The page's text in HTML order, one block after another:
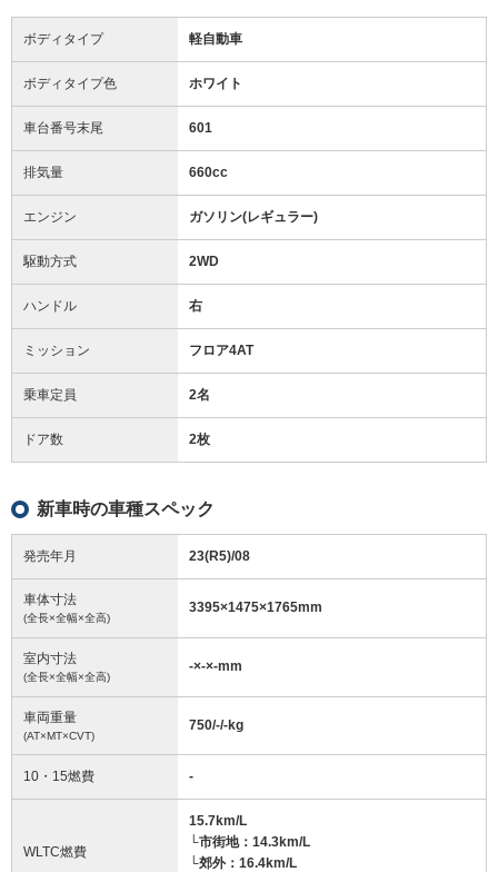
ボディタイプ 軽自動車
ボディタイプ色 ホワイト
車台番号末尾 601
排気量 660cc
エンジン ガソリン(レギュラー)
駆動方式 2WD
ハンドル 右
ミッション フロア4AT
乗車定員 2名
ドア数 2枚
新車時の車種スペック
発売年月 23(R5)/08
車体寸法
(全長×全幅×全高)
3395×1475×1765mm
室内寸法
(全長×全幅×全高)
-×-×-mm
車両重量
(AT×MT×CVT)
750/-/-kg
10・15燃費 -
WLTC燃費
15.7km/L
└市街地：14.3km/L
└郊外：16.4km/L